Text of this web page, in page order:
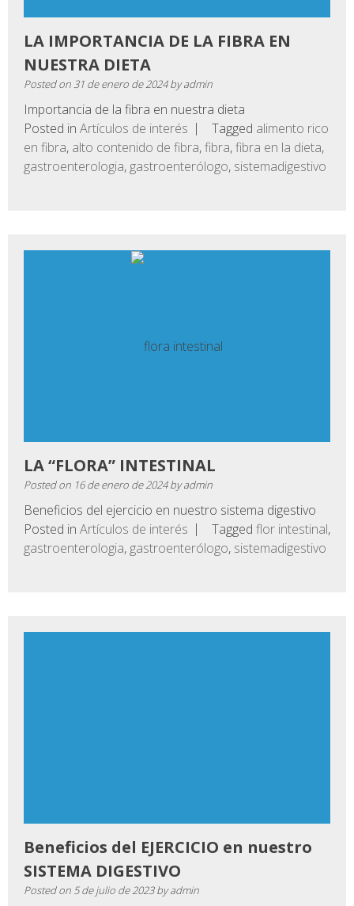
LA IMPORTANCIA DE LA FIBRA EN
NUESTRA DIETA
Posted on31 de enero de 2024byadmin
Importancia de la fibra en nuestra dieta
Posted in Artículos de interés Tagged alimento rico
en fibra, alto contenido de fibra,fibra,fibra en la dieta,
gastroenterologia, gastroenterólogo, sistemadigestivo
LA “FLORA” INTESTINAL
Posted on 16 de enero de 2024byadmin
Beneficios del ejercicio en nuestro sistema digestivo
Posted in Artículos de interés Tagged flor intestinal,
gastroenterologia, gastroenterólogo, sistemadigestivo
Beneficios del EJERCICIO en nuestro
SISTEMA DIGESTIVO
Posted on 5 de julio de 2023byadmin